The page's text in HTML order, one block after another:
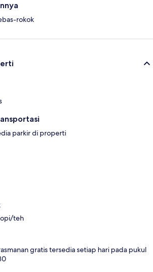
rokok
parkir di properti
teh
gratis tersedia setiap hari pada pukul